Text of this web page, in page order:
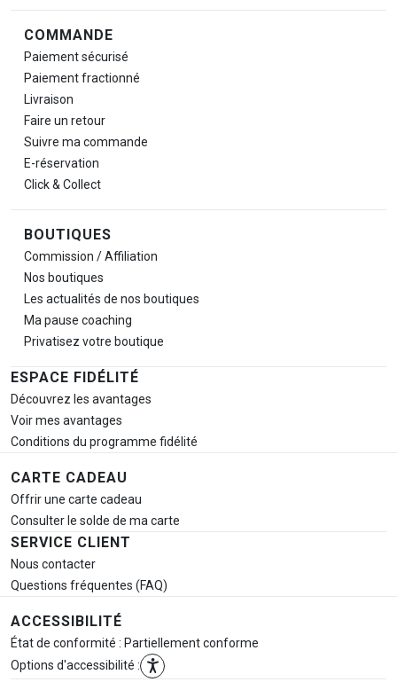
COMMANDE
Paiement sécurisé
Paiement fractionné
Livraison
Faire un retour
Suivre ma commande
E-réservation
Click & Collect
BOUTIQUES
Commission / Affiliation
Nos boutiques
Les actualités de nos boutiques
Ma pause coaching
Privatisez votre boutique
ESPACE FIDÉLITÉ
Découvrez les avantages
Voir mes avantages
Conditions du programme fidélité
CARTE CADEAU
Offrir une carte cadeau
Consulter le solde de ma carte
SERVICE CLIENT
Nous contacter
Questions fréquentes (FAQ)
ACCESSIBILITÉ
État de conformité : Partiellement conforme
Options d'accessibilité :